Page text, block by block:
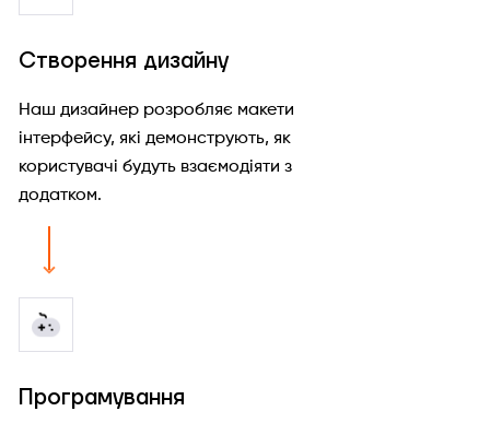
Створення дизайну
Наш дизайнер розробляє макети
інтерфейсу, які демонструють, як
користувачі будуть взаємодіяти з
додатком.
Програмування